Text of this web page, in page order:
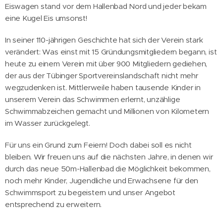
Eiswagen stand vor dem Hallenbad Nord und jeder bekam
eine Kugel Eis umsonst!
In seiner 110-jährigen Geschichte hat sich der Verein stark
verändert: Was einst mit 15 Gründungsmitgliedern begann, ist
heute zu einem Verein mit über 900 Mitgliedern gediehen,
der aus der Tübinger Sportvereinslandschaft nicht mehr
wegzudenken ist. Mittlerweile haben tausende Kinder in
unserem Verein das Schwimmen erlernt, unzählige
Schwimmabzeichen gemacht und Millionen von Kilometern
im Wasser zurückgelegt.
Für uns ein Grund zum Feiern! Doch dabei soll es nicht
bleiben. Wir freuen uns auf die nächsten Jahre, in denen wir
durch das neue 50m-Hallenbad die Möglichkeit bekommen,
noch mehr Kinder, Jugendliche und Erwachsene für den
Schwimmsport zu begeistern und unser Angebot
entsprechend zu erweitern.